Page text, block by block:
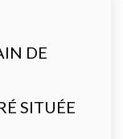
DE
SITUÉE